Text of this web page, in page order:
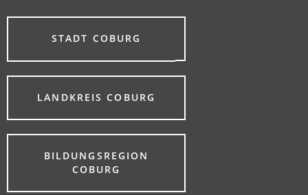
STADT COBURG
(ÖFFNET
EINEM
NEUEN
LANDKREIS COBURG
(ÖFFNET
EINEM
NEUEN
BILDUNGSREGION
COBURG